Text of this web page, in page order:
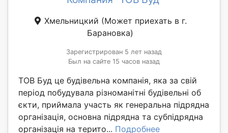
Хмельницкий (Может приехать в г.
Барановка)
Зарегистрирован 5 лет назад
Был на сайте 15 часов назад
ТОВ Буд це будівельна компанія, яка за свій
період побудувала різноманітні будівельні об
єкти, приймала участь як генеральна підрядна
організація, основна підрядна та субпідрядна
організація на терито... Подробнее